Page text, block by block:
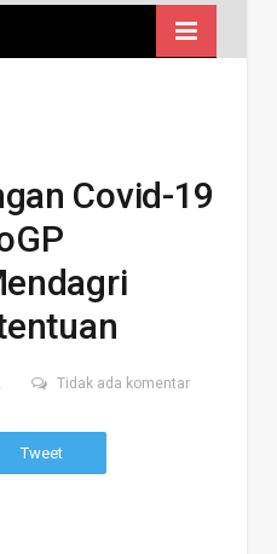
Covid-19
Tidak ada komentar
Tweet